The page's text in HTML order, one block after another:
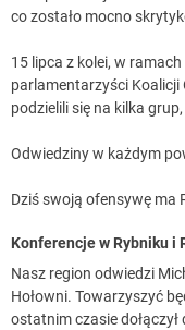
co zostało mocno
15 lipca z kolei, w
parlamentarzyści Koalicji
podzielili się na kilka
Odwiedziny w każdym
Dziś swoją ofensywę ma
Konferencje w Rybniku i
Nasz region odwiedzi
Hołowni. Towarzyszyć
ostatnim czasie